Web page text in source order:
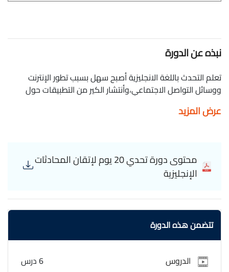
نبذه عن الدورة
تعلم التحدث باللغة الانجليزية أصبح سهل بسبب تطور الإنترنت
ووسائل التواصل الاجتماعي،وأنتشار الكير من التطبيقات حول
عرض المزيد
محتوى دورة تحدي 20 يوم لإتقان المحادثات
الإنجليزية
تتضمن هذه الدورة
الدروس 6 درس